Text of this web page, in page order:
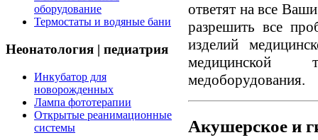
оборудование
Термостаты и водяные бани
Неонатология | педиатрия
Инкубатор для
новорожденных
Лампа фототерапии
Открытые реанимационные
системы
ответят на все
разрешить все
изделий
медицинской
медоборудования.
Акушерское и